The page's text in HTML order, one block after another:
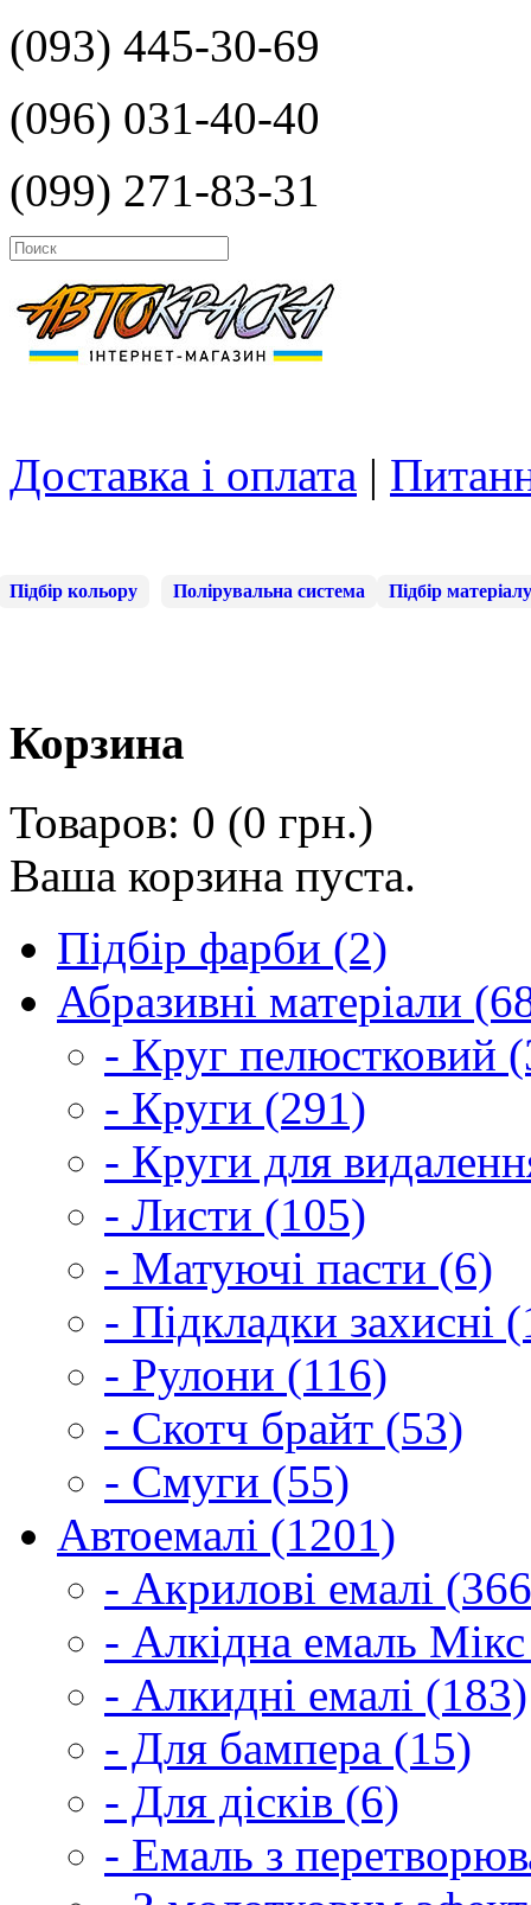
(093) 445-30-69
(096) 031-40-40
(099) 271-83-31
Доставка і оплата |
Підбір кольору Полірувальна система Підбір матеріалу
Корзина
Товаров: 0 (0 грн.)
Ваша корзина пуста.
Підбір фарби (2)
Абразивні матеріали
- Круг пелюстковий
- Круги (291)
- Круги для
- Листи (105)
- Матуючі пасти (6)
- Підкладки захисні
- Рулони (116)
- Скотч брайт (53)
- Смуги (55)
Автоемалі (1201)
- Акрилові емалі
- Алкідна емаль
- Алкидні емалі (183)
- Для бампера (15)
- Для дісків (6)
- Емаль з